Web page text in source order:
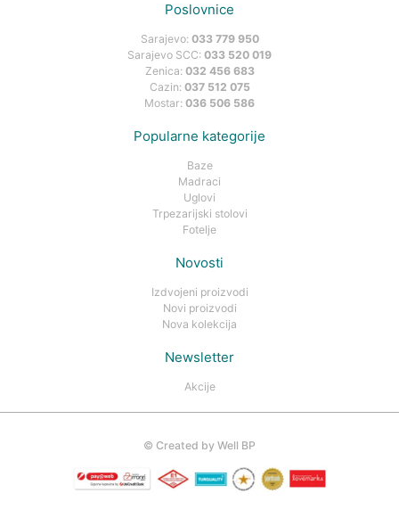
Poslovnice
Sarajevo: 033 779 950
Sarajevo SCC: 033 520 019
Zenica: 032 456 683
Cazin: 037 512 075
Mostar: 036 506 586
Popularne kategorije
Baze
Madraci
Uglovi
Trpezarijski stolovi
Fotelje
Novosti
Izdvojeni proizvodi
Novi proizvodi
Nova kolekcija
Newsletter
Akcije
© Created by Well BP